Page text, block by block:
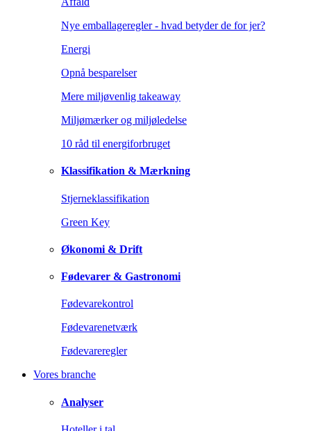
Nye emballageregler - hvad betyder de for jer?
Energi
Opnå besparelser
Mere miljøvenlig takeaway
Miljømærker og miljøledelse
10 råd til energiforbruget
Klassifikation & Mærkning
Stjerneklassifikation
Green Key
Økonomi & Drift
Fødevarer & Gastronomi
Fødevarekontrol
Fødevarenetværk
Fødevareregler
Vores branche
Analyser